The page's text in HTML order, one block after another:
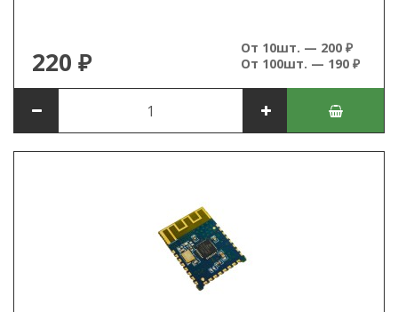
220 ₽
От 10шт. — 200 ₽
От 100шт. — 190 ₽